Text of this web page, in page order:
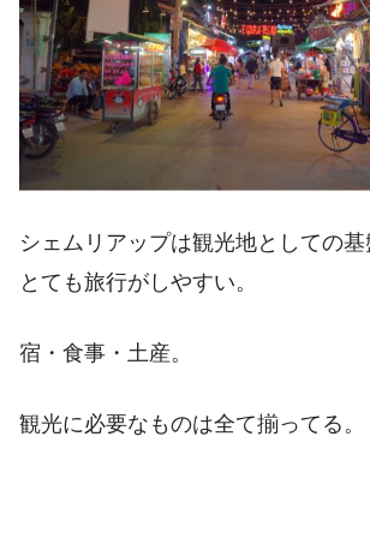
シェムリアップは観光地としての
とても旅行がしやすい。
宿・食事・土産。
観光に必要なものは全て揃ってる。